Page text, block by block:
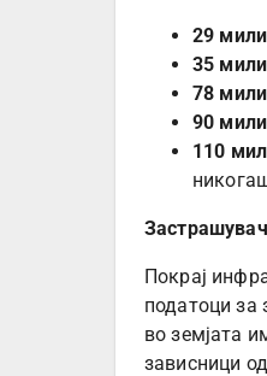
29
35
78
90
110
Покрај
податоци за
во земјата
зависници